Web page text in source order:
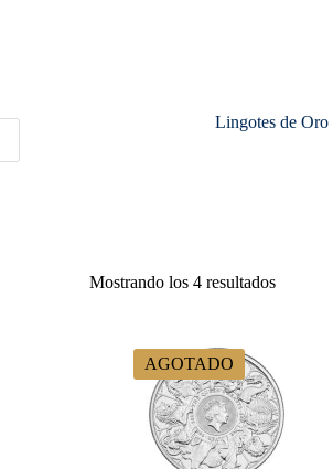
Lingotes de Oro
Mostrando los 4 resultados
AGOTADO